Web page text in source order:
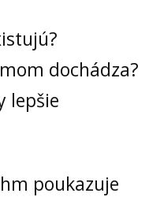
dochádza?
lepšie
poukazuje